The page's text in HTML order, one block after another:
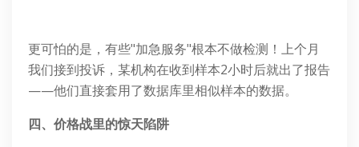
更可怕的是，有些"加急服务"根本不做检测！上个月
我们接到投诉，某机构在收到样本2小时后就出了报告
——他们直接套用了数据库里相似样本的数据。
四、价格战里的惊天陷阱